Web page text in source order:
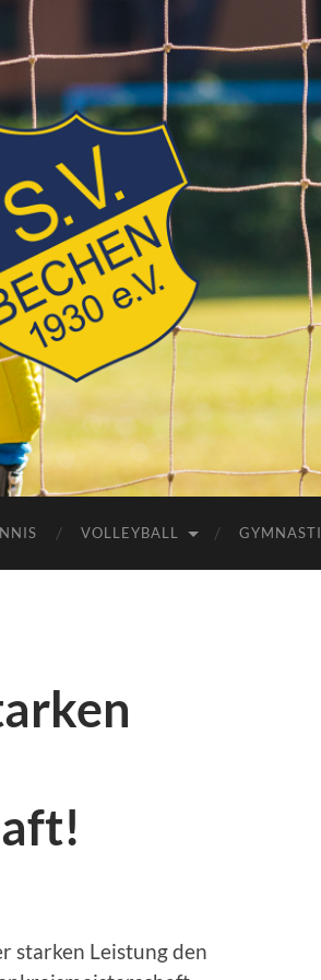
Bechen
1930
e.V.
VOLLEYBALL
starken Leistung den